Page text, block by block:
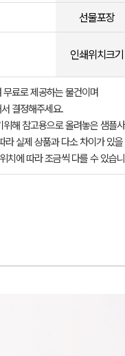
선물포장
인쇄위치크기
료로 제공하는 물건이며
결정해주세요.
해 참고용으로 올려놓은 샘플
라 실제 상품과 다소 차이가 있
치에 따라 조금씩 다를 수 있습